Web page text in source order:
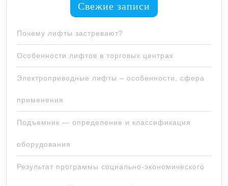
Свежие записи
Почему лифты застревают?
Особенности лифтов в торговых центрах
Электроприводные лифты – особенности, сфера
применения
Подъемник — определение и классификация
оборудования
Результат программы социально-экономического